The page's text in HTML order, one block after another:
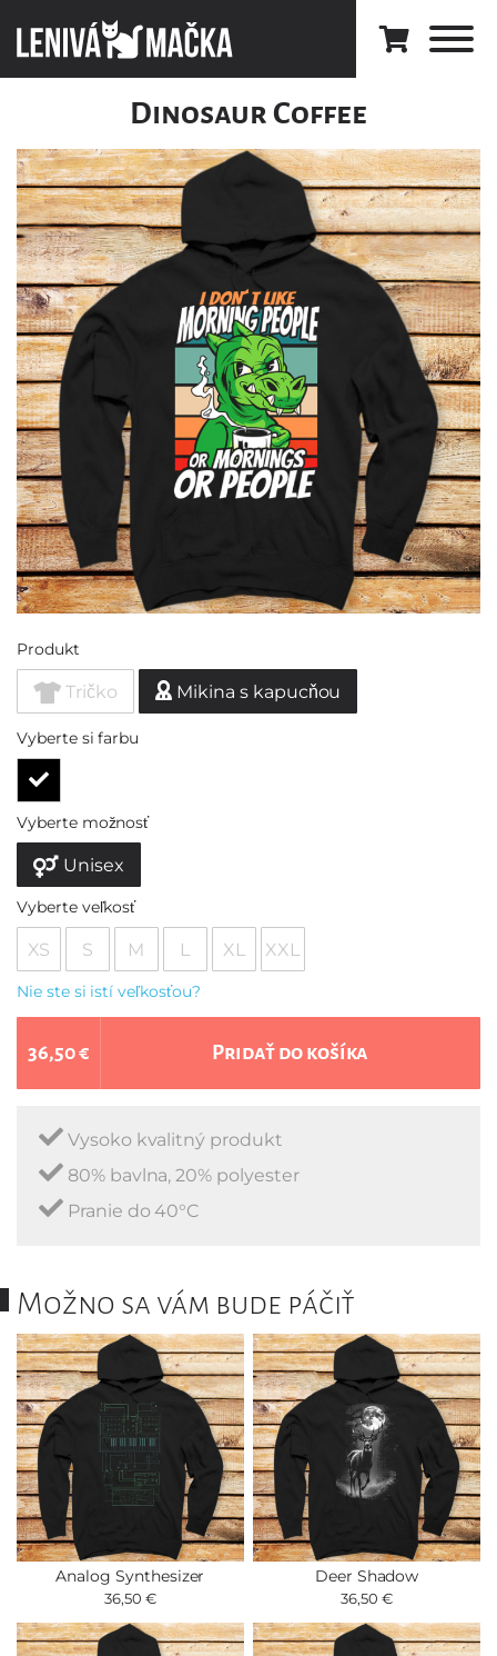
Dinosaur Coffee
Produkt
Tričko Mikina s kapucňou
Vyberte si farbu
Vyberte možnosť
Unisex
Vyberte veľkosť
XS S M L XL XXL
Nie ste si istí veľkosťou?
36,50 € Pridať do košíka
Vysoko kvalitný produkt
80% bavlna, 20% polyester
Pranie do 40°C
Možno sa vám bude páčiť
Analog Synthesizer
36,50 €
Deer Shadow
36,50 €